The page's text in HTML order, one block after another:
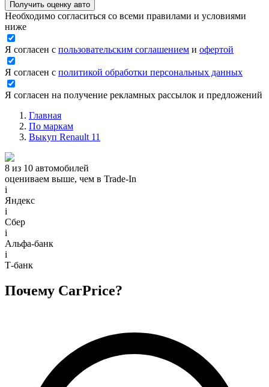
Получить оценку авто
Необходимо согласиться со всеми правилами и условиями
ниже
Я согласен с пользовательским соглашением и офертой
Я согласен с политикой обработки персональных данных
Я согласен на получение рекламных рассылок и предложений
Главная
По маркам
Выкуп Renault 11
8 из 10 автомобилей
оцениваем выше, чем в Trade‑In
i
Яндекс
i
Сбер
i
Альфа-банк
i
Т-банк
Почему CarPrice?